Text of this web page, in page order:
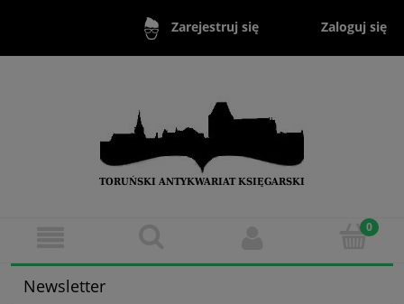
Zarejestruj się Zaloguj się
Newsletter